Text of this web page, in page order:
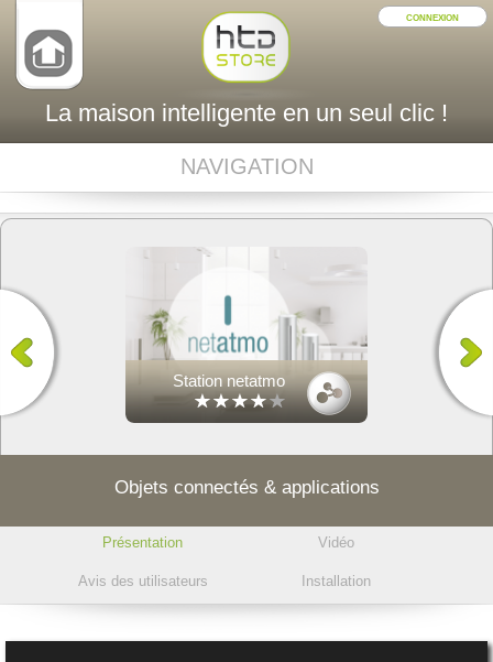
La maison intelligente en un seul clic !
CONNEXION
NAVIGATION
Station netatmo
Objets connectés & applications
Présentation Vidéo
Avis des utilisateurs Installation